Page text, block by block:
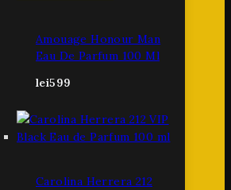
Amouage Honour Man
Eau De Parfum 100 Ml
lei599
Carolina Herrera 212